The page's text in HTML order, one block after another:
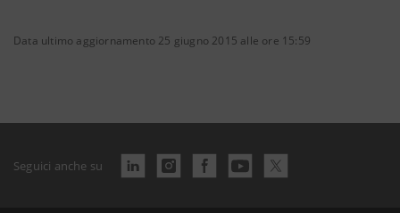
Data ultimo aggiornamento 25 giugno 2015 alle ore 15:59
Seguici anche su